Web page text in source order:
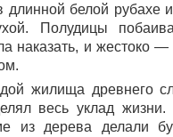
длинной белой рубахе
Полудицы
наказать, и жестоко
жилища древнего
весь уклад
из дерева делали